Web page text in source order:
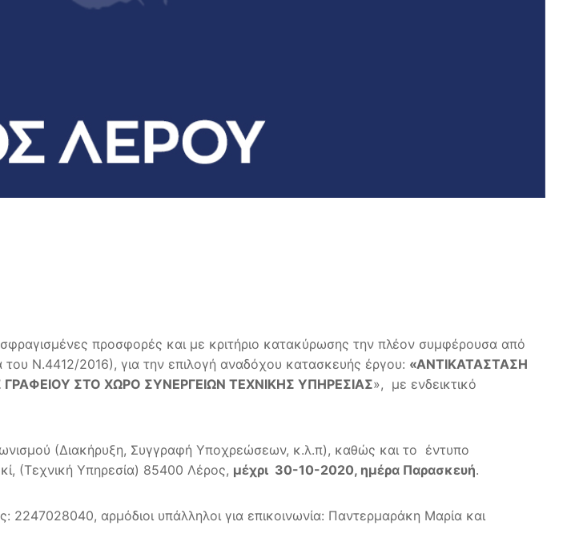
προσφορές και με κριτήριο κατακύρωσης την πλέον συμφέρουσα από
Ν.4412/2016), για την επιλογή αναδόχου κατασκευής έργου: «ΑΝΤΙΚΑΤΑΣΤΑΣΗ
ΣΤΟ ΧΩΡΟ ΣΥΝΕΡΓΕΙΩΝ ΤΕΧΝΙΚΗΣ ΥΠΗΡΕΣΙΑΣ», με ενδεικτικό
(Διακήρυξη, Συγγραφή Υποχρεώσεων, κ.λ.π), καθώς και το έντυπο
(Τεχνική Υπηρεσία) 85400 Λέρος, μέχρι 30-10-2020, ημέρα Παρασκευή.
αρμόδιοι υπάλληλοι για επικοινωνία: Παντερμαράκη Μαρία και